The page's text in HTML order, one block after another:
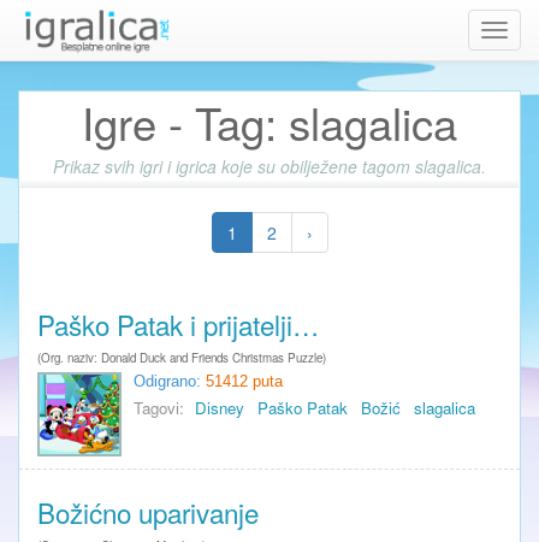
Igre - Tag: slagalica
Prikaz svih igri i igrica koje su obilježene tagom slagalica.
1 2 ›
Paško Patak i prijatelji…
(Org. naziv: Donald Duck and Friends Christmas Puzzle)
Odigrano: 51412 puta
Tagovi: Disney Paško Patak Božić slagalica
Božićno uparivanje